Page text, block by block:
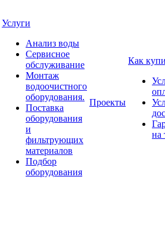
Услуги
Анализ воды
Сервисное
обслуживание
Монтаж
водоочистного
оборудования.
Поставка
оборудования
и
фильтрующих
материалов
Подбор
оборудования
Проекты
Как
на